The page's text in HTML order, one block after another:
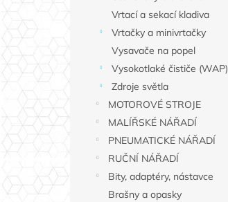
Vrtací a sekací kladiva
Vrtačky a minivrtačky
Vysavače na popel
Vysokotlaké čističe (WAP)
Zdroje světla
MOTOROVÉ STROJE
MALÍŘSKÉ NÁŘADÍ
PNEUMATICKÉ NÁŘADÍ
RUČNÍ NÁŘADÍ
Bity, adaptéry, nástavce
Brašny a opasky